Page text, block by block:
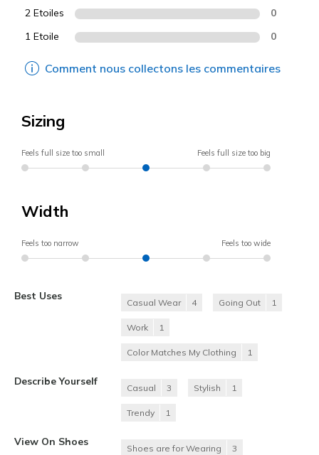
2 Etoiles 0
1 Etoile 0
Comment nous collectons les commentaires
Sizing
Feels full size too small Feels full size too big
Width
Feels too narrow Feels too wide
Best Uses
Casual Wear 4 Going Out 1
Work 1
Color Matches My Clothing 1
Describe Yourself
Casual 3 Stylish 1
Trendy 1
View On Shoes
Shoes are for Wearing 3